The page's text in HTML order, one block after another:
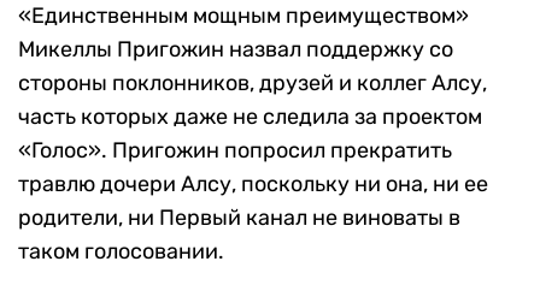
«Единственным мощным преимуществом»
Микеллы Пригожин назвал поддержку со
стороны поклонников, друзей и коллег Алсу,
часть которых даже не следила за проектом
«Голос». Пригожин попросил прекратить
травлю дочери Алсу, поскольку ни она, ни ее
родители, ни Первый канал не виноваты в
таком голосовании.